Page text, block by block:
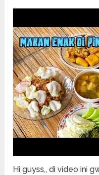
Hi guyss,, di video ini